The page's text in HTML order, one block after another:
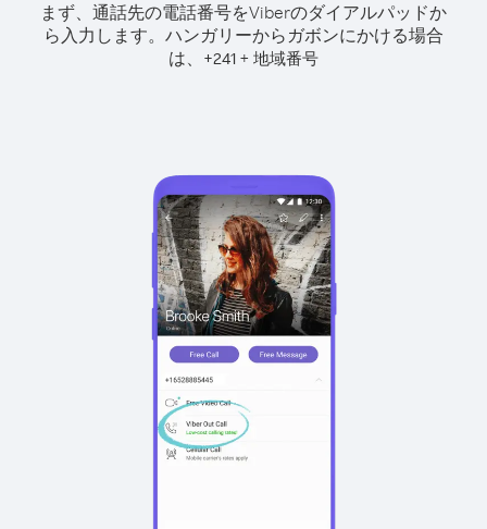
まず、通話先の電話番号をViberのダイアルパッドか
ら入力します。 ハンガリーからガボンにかける場合
は、 +241 + 地域番号